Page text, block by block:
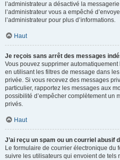
l’administrateur a désactivé la
l’administrateur vous a empêché
l’administrateur pour plus d’informations.
Haut
Je reçois sans arrêt des messages
Vous pouvez supprimer
en utilisant les filtres de message dans
privée. Si vous recevez des messages
particulier, rapportez les messages aux
possibilité d’empêcher complètement un
privés.
Haut
J’ai reçu un spam ou un courriel abusif
Le formulaire de courrier électronique du
suivre les utilisateurs qui envoient de tels